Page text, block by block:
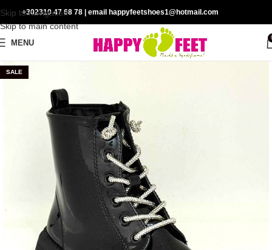
Skip to navigation
Skip to main content
+302310 47 68 78 | email happyfeetshoes1@hotmail.com
MENU
SALE